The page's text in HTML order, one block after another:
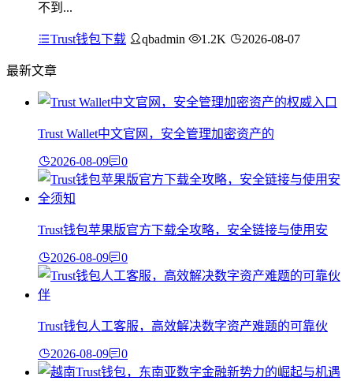
不到...
Trust钱包下载 qbadmin 1.2K 2026-08-07
最新文章
Trust Wallet中文官网，安全管理加密资产的
2026-08-09 0
Trust钱包苹果版官方下载全攻略，安全链接与使用安
2026-08-09 0
Trust钱包人工客服，高效解决数字资产难题的可靠伙
2026-08-09 0